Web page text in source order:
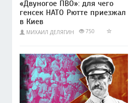
«Двуногое ПВО»: для чего
генсек НАТО Рютте приезжал
в Киев
МИХАИЛ ДЕЛЯГИН 750